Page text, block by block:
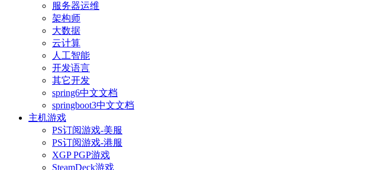
服务器运维
架构师
大数据
云计算
人工智能
开发语言
其它开发
spring6中文文档
springboot3中文文档
主机游戏
PS订阅游戏-美服
PS订阅游戏-港服
XGP PGP游戏
SteamDeck游戏